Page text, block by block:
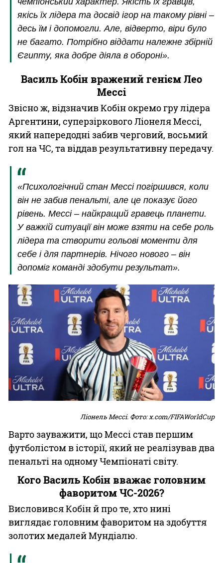
якісь їх лідера та досвід ігор на такому рівні –
десь їм і допомогли. Але, відверто, віри було
не багато. Потрібно віддати належне збірній
Єгипту, яка добре діяла в обороні».
Василь Кобін вражений генієм Лео
Мессі
Звісно ж, відзначив Кобін окремо гру лідера
Аргентини, суперзіркового Ліонеля Мессі,
який напередодні забив черговий, восьмий
гол на ЧС, та віддав результативну передачу.
«Психологічний стан Мессі погіршився, коли
він не забив пенальті, але це показує його
рівень. Мессі – найкращий гравець планети.
У важкій ситуації він може взяти на себе роль
лідера та створити гольові моменти для
себе і для партнерів. Нічого нового – він
допоміг команді здобути результат».
Ліонель Мессі. Фото: x.com/FIFAWorldCup
Варто зауважити, що Мессі став першим
футболістом в історії, який не реалізував два
пенальті на одному Чемпіонаті світу.
Кого Василь Кобін вважає головним
фаворитом ЧС-2026?
Висловився Кобін й про те, хто нині
виглядає головним фаворитом на здобуття
золотих медалей Мундіалю.